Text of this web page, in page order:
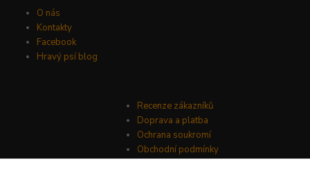
O nás
Kontakty
Facebook
Hravý psí blog
Recenze zákazníků
Doprava a platba
Ochrana soukromí
Obchodní podmínky